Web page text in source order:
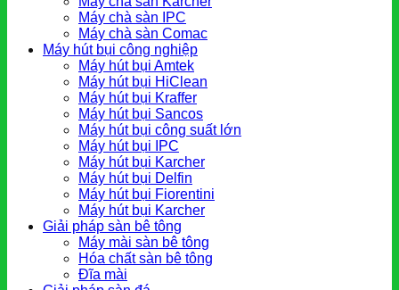
Máy chà sàn IPC
Máy chà sàn Comac
Máy hút bụi công nghiệp
Máy hút bụi Amtek
Máy hút bụi HiClean
Máy hút bụi Kraffer
Máy hút bụi Sancos
Máy hút bụi công suất lớn
Máy hút bụi IPC
Máy hút bụi Karcher
Máy hút bụi Delfin
Máy hút bụi Fiorentini
Máy hút bụi Karcher
Giải pháp sàn bê tông
Máy mài sàn bê tông
Hóa chất sàn bê tông
Đĩa mài